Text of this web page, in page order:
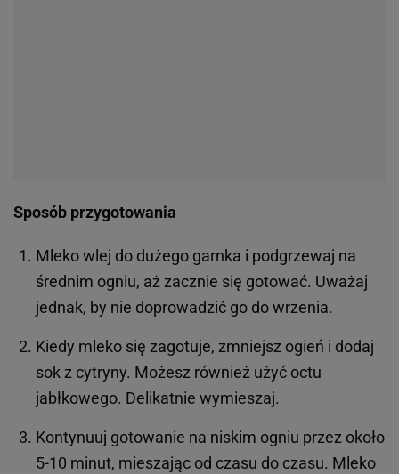
Sposób przygotowania
Mleko wlej do dużego garnka i podgrzewaj na
średnim ogniu, aż zacznie się gotować. Uważaj
jednak, by nie doprowadzić go do wrzenia.
Kiedy mleko się zagotuje, zmniejsz ogień i dodaj
sok z cytryny. Możesz również użyć octu
jabłkowego. Delikatnie wymieszaj.
Kontynuuj gotowanie na niskim ogniu przez około
5-10 minut, mieszając od czasu do czasu. Mleko